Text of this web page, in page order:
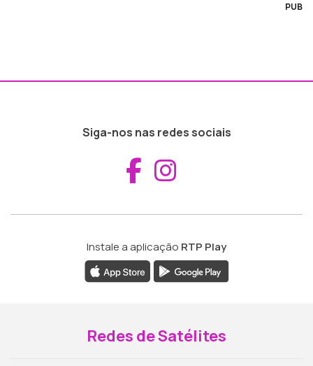
PUB
Siga-nos nas redes sociais
Aceder ao
Instale a aplicação RTP Play
Redes de Satélites